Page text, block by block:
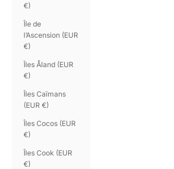
€)
Île de
l’Ascension (EUR
€)
Îles Åland (EUR
€)
Îles Caïmans
(EUR €)
Îles Cocos (EUR
€)
Îles Cook (EUR
€)